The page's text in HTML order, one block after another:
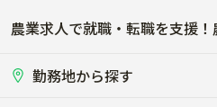
農業求人で就職・転職を支援
勤務地から探す